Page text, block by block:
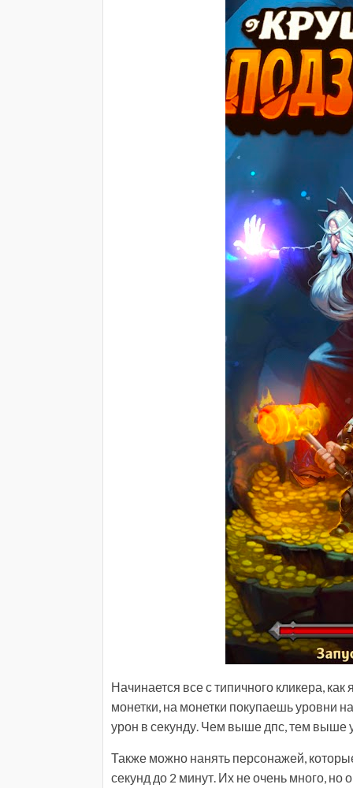
Начинается все с типичного кликера,
монетки, на монетки покупаешь уровни
урон в секунду. Чем выше дпс, тем выше
Также можно нанять персонажей,
секунд до 2 минут. Их не очень много,